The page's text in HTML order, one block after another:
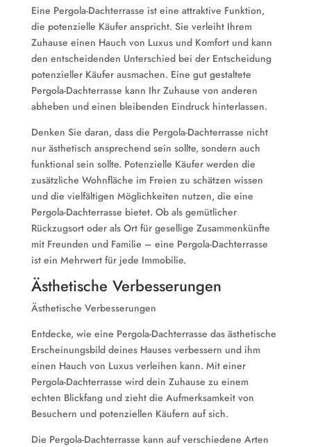
Eine Pergola-Dachterrasse ist eine attraktive Funktion,
die potenzielle Käufer anspricht. Sie verleiht Ihrem
Zuhause einen Hauch von Luxus und Komfort und kann
den entscheidenden Unterschied bei der Entscheidung
potenzieller Käufer ausmachen. Eine gut gestaltete
Pergola-Dachterrasse kann Ihr Zuhause von anderen
abheben und einen bleibenden Eindruck hinterlassen.
Denken Sie daran, dass die Pergola-Dachterrasse nicht
nur ästhetisch ansprechend sein sollte, sondern auch
funktional sein sollte. Potenzielle Käufer werden die
zusätzliche Wohnfläche im Freien zu schätzen wissen
und die vielfältigen Möglichkeiten nutzen, die eine
Pergola-Dachterrasse bietet. Ob als gemütlicher
Rückzugsort oder als Ort für gesellige Zusammenkünfte
mit Freunden und Familie – eine Pergola-Dachterrasse
ist ein Mehrwert für jede Immobilie.
Ästhetische Verbesserungen
Ästhetische Verbesserungen
Entdecke, wie eine Pergola-Dachterrasse das ästhetische
Erscheinungsbild deines Hauses verbessern und ihm
einen Hauch von Luxus verleihen kann. Mit einer
Pergola-Dachterrasse wird dein Zuhause zu einem
echten Blickfang und zieht die Aufmerksamkeit von
Besuchern und potenziellen Käufern auf sich.
Die Pergola-Dachterrasse kann auf verschiedene Arten